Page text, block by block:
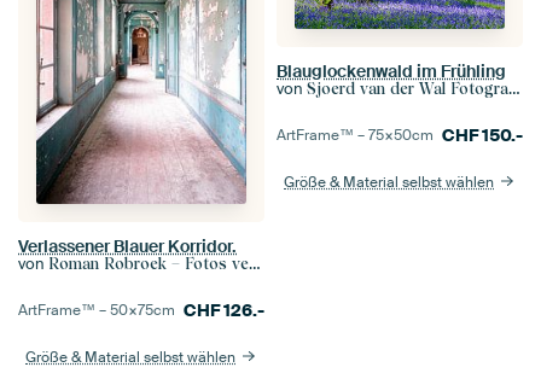
Verlassener Blauer Korridor.
von Roman Robroek – Fotos verlassener Gebäude
ArtFrame™ –50×75cm CHF126.-
Größe & Material selbst wählen
Blauglockenwald im Frühling
von Sjoerd van der Wal Fotografie
ArtFrame™ –75×50cm CHF150.-
Größe & Material selbst wählen